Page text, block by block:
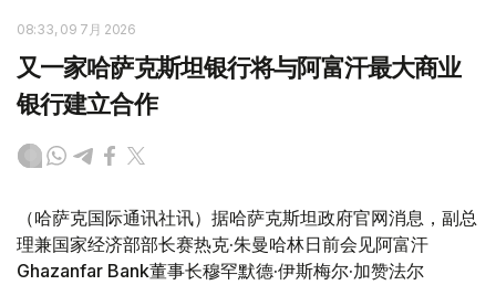
08:33, 09 7月 2026
又一家哈萨克斯坦银行将与阿富汗最大商业
银行建立合作
（哈萨克国际通讯社讯）据哈萨克斯坦政府官网消息，副总
理兼国家经济部部长赛热克·朱曼哈林日前会见阿富汗
Ghazanfar Bank董事长穆罕默德·伊斯梅尔·加赞法尔